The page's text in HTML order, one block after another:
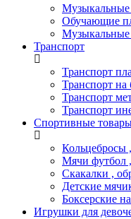
Обучающие
Транспорт
Транспорт
Транспорт на
Транспорт
Транспорт
Спортивные
Кольцебросы
Мячи футбол ,
Скакалки ,
Детские
Боксерские
Игрушки для